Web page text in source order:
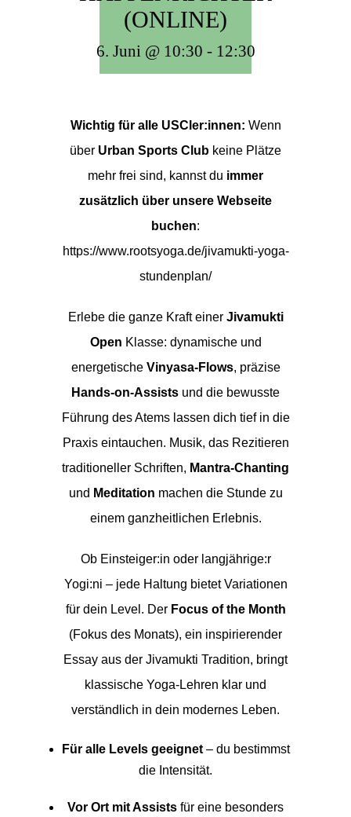
(ONLINE)
6. Juni @ 10:30 - 12:30
Wichtig für alle USCler:innen: Wenn
über Urban Sports Club keine Plätze
mehr frei sind, kannst du immer
zusätzlich über unsere Webseite
buchen:
https://www.rootsyoga.de/jivamukti-yoga-
stundenplan/
Erlebe die ganze Kraft einer Jivamukti
Open Klasse: dynamische und
energetische Vinyasa-Flows, präzise
Hands-on-Assists und die bewusste
Führung des Atems lassen dich tief in die
Praxis eintauchen. Musik, das Rezitieren
traditioneller Schriften, Mantra-Chanting
und Meditation machen die Stunde zu
einem ganzheitlichen Erlebnis.
Ob Einsteiger:in oder langjährige:r
Yogi:ni – jede Haltung bietet Variationen
für dein Level. Der Focus of the Month
(Fokus des Monats), ein inspirierender
Essay aus der Jivamukti Tradition, bringt
klassische Yoga-Lehren klar und
verständlich in dein modernes Leben.
Für alle Levels geeignet– du bestimmst
die Intensität.
Vor Ort mit Assists für eine besonders